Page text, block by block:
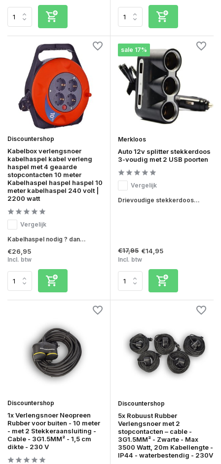
Discountershop
Kabelbox verlengsnoer
kabelhaspel kabel verleng
haspel met 4 geaarde
stopcontacten 10 meter
Kabelhaspel haspel haspel 10
meter kabelhaspel 240 volt |
2200 watt
Vergelijk
Kabelhaspel nodig ? dan...
€26,95
Incl. btw
sale 17%
Merkloos
Auto 12v splitter stekkerdoos
3-voudig met 2 USB poorten
Vergelijk
Drievoudige stekkerdoos...
€17,95 €14,95
Incl. btw
Discountershop
1x Verlengsnoer Neopreen
Rubber voor buiten - 10 meter
- met 2 Stekkeraansluiting -
Cable - 3G1.5MM² - 1,5 cm
dikte - 230 V
Discountershop
5x Robuust Rubber
Verlengsnoer met 2
stopcontacten – cable -
3G1.5MM² - Zwarte - Max
3500 Watt, 20m Kabellengte -
IP44 - waterbestendig - 230V